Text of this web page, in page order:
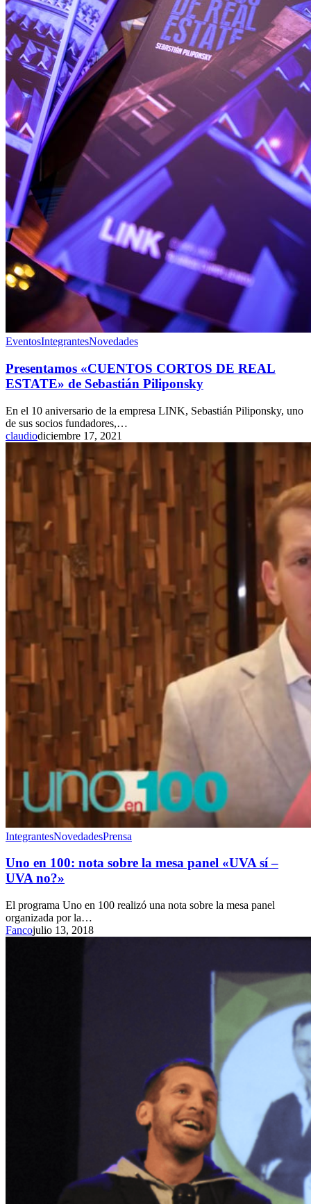
EventosIntegrantesNovedades
Presentamos «CUENTOS CORTOS DE REAL
ESTATE» de Sebastián Piliponsky
En el 10 aniversario de la empresa LINK, Sebastián Piliponsky, uno
de sus socios fundadores,…
claudiodiciembre 17, 2021
IntegrantesNovedadesPrensa
Uno en 100: nota sobre la mesa panel «UVA sí –
UVA no?»
El programa Uno en 100 realizó una nota sobre la mesa panel
organizada por la…
Fancojulio 13, 2018